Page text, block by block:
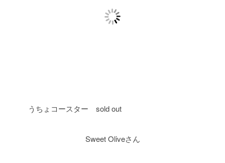
うちょコースター sold out
Sweet Oliveさん